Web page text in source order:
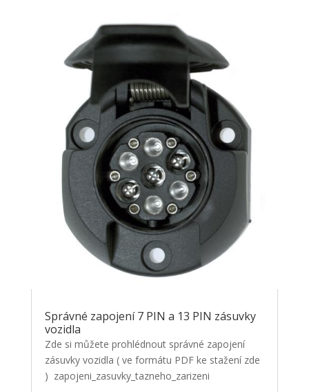
Správné zapojení 7 PIN a 13 PIN zásuvky
vozidla
Zde si můžete prohlédnout správné zapojení
zásuvky vozidla ( ve formátu PDF ke stažení zde
) zapojeni_zasuvky_tazneho_zarizeni